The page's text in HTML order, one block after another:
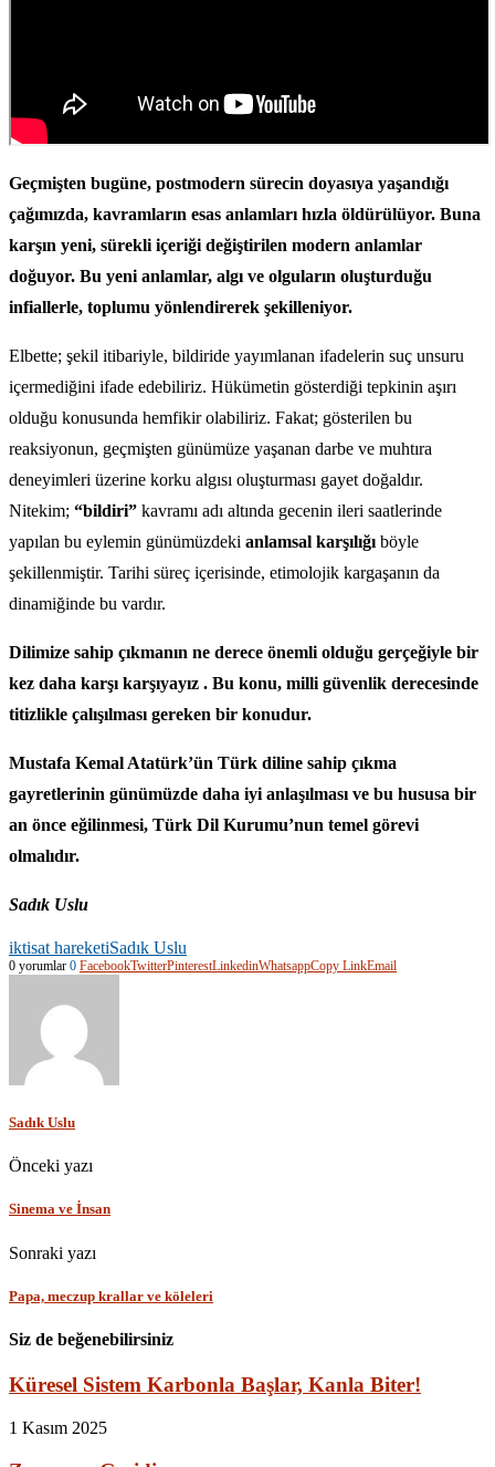
Geçmişten bugüne, postmodern sürecin doyasıya yaşandığı
çağımızda, kavramların esas anlamları hızla öldürülüyor. Buna
karşın yeni, sürekli içeriği değiştirilen modern anlamlar
doğuyor. Bu yeni anlamlar, algı ve olguların oluşturduğu
infiallerle, toplumu yönlendirerek şekilleniyor.
Elbette; şekil itibariyle, bildiride yayımlanan ifadelerin suç unsuru
içermediğini ifade edebiliriz. Hükümetin gösterdiği tepkinin aşırı
olduğu konusunda hemfikir olabiliriz. Fakat; gösterilen bu
reaksiyonun, geçmişten günümüze yaşanan darbe ve muhtıra
deneyimleri üzerine korku algısı oluşturması gayet doğaldır.
Nitekim; “bildiri” kavramı adı altında gecenin ileri saatlerinde
yapılan bu eylemin günümüzdeki anlamsal karşılığı böyle
şekillenmiştir. Tarihi süreç içerisinde, etimolojik kargaşanın da
dinamiğinde bu vardır.
Dilimize sahip çıkmanın ne derece önemli olduğu gerçeğiyle bir
kez daha karşı karşıyayız . Bu konu, milli güvenlik derecesinde
titizlikle çalışılması gereken bir konudur.
Mustafa Kemal Atatürk’ün Türk diline sahip çıkma
gayretlerinin günümüzde daha iyi anlaşılması ve bu hususa bir
an önce eğilinmesi, Türk Dil Kurumu’nun temel görevi
olmalıdır.
Sadık Uslu
iktisat hareketiSadık Uslu
0 yorumlar 0 FacebookTwitterPinterestLinkedinWhatsappCopy LinkEmail
Sadık Uslu
Önceki yazı
Sinema ve İnsan
Sonraki yazı
Papa, meczup krallar ve köleleri
Siz de beğenebilirsiniz
Küresel Sistem Karbonla Başlar, Kanla Biter!
1 Kasım 2025